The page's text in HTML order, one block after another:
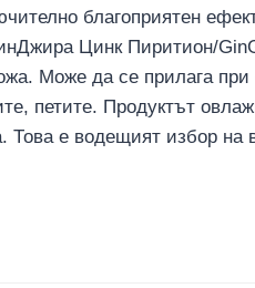
благоприятен
Цинк Пиритион/
Може да се прилага
петите. Продуктът
Това е водещият избор на